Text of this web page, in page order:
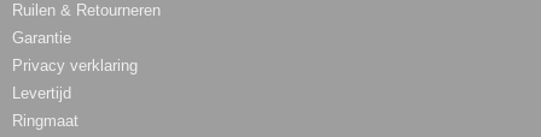
Ruilen & Retourneren
Garantie
Privacy verklaring
Levertijd
Ringmaat